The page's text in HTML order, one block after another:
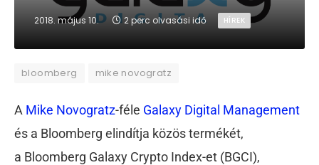
2018. május 10. 2 perc olvasási idő HÍREK
bloomberg mike novogratz
A Mike Novogratz-féle Galaxy Digital Management
és a Bloomberg elindítja közös termékét,
a Bloomberg Galaxy Crypto Index-et (BGCI),